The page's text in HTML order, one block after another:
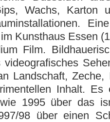
Wachs, Karton
Kunsthaus Essen
Film.
Landschaft,
Inhalt. Es
1995 über das
98 über einen